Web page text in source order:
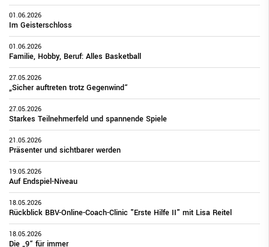
01.06.2026
Im Geisterschloss
01.06.2026
Familie, Hobby, Beruf: Alles Basketball
27.05.2026
„Sicher auftreten trotz Gegenwind“
27.05.2026
Starkes Teilnehmerfeld und spannende Spiele
21.05.2026
Präsenter und sichtbarer werden
19.05.2026
Auf Endspiel-Niveau
18.05.2026
Rückblick BBV-Online-Coach-Clinic "Erste Hilfe II" mit Lisa Reitel
18.05.2026
Die „9“ für immer